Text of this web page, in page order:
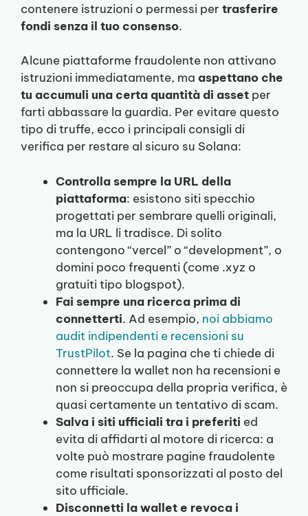
contenere istruzioni o permessi per trasferire
fondi senza il tuo consenso.
Alcune piattaforme fraudolente non attivano
istruzioni immediatamente, ma aspettano che
tu accumuli una certa quantità di asset per
farti abbassare la guardia. Per evitare questo
tipo di truffe, ecco i principali consigli di
verifica per restare al sicuro su Solana:
Controlla sempre la URL della
piattaforma: esistono siti specchio
progettati per sembrare quelli originali,
ma la URL li tradisce. Di solito
contengono “vercel” o “development”, o
domini poco frequenti (come .xyz o
gratuiti tipo blogspot).
Fai sempre una ricerca prima di
connetterti. Ad esempio, noi abbiamo
audit indipendenti e recensioni su
TrustPilot. Se la pagina che ti chiede di
connettere la wallet non ha recensioni e
non si preoccupa della propria verifica, è
quasi certamente un tentativo di scam.
Salva i siti ufficiali tra i preferiti ed
evita di affidarti al motore di ricerca: a
volte può mostrare pagine fraudolente
come risultati sponsorizzati al posto del
sito ufficiale.
Disconnetti la wallet e revoca i